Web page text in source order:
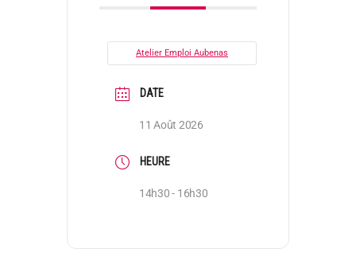
Atelier Emploi Aubenas
DATE
11 Août 2026
HEURE
14h30 - 16h30